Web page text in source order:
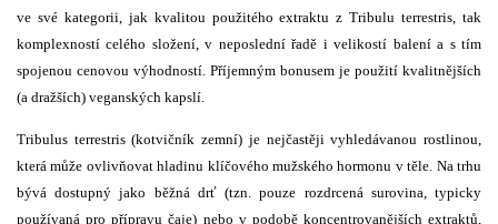
ve své kategorii, jak kvalitou použitého extraktu z Tribulu terrestris, tak
komplexností celého složení, v neposlední řadě i velikostí balení a s tím
spojenou cenovou výhodností. Příjemným bonusem je použití kvalitnějších
(a dražších) veganských kapslí.
Tribulus terrestris (kotvičník zemní) je nejčastěji vyhledávanou rostlinou,
která může ovlivňovat hladinu klíčového mužského hormonu v těle. Na trhu
bývá dostupný jako běžná drť (tzn. pouze rozdrcená surovina, typicky
používaná pro přípravu čaje) nebo v podobě koncentrovanějších extraktů,